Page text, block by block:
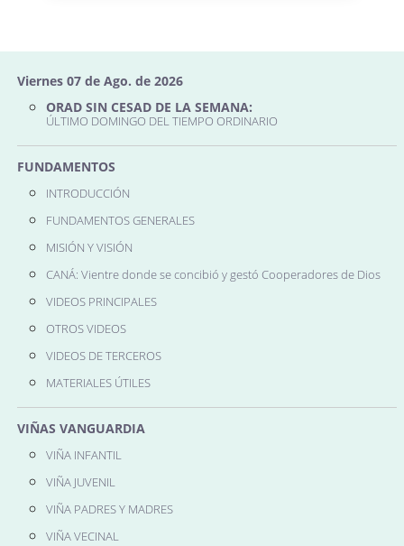
Viernes 07 de Ago. de 2026
ORAD SIN CESAD DE LA SEMANA:
ÚLTIMO DOMINGO DEL TIEMPO ORDINARIO
FUNDAMENTOS
INTRODUCCIÓN
FUNDAMENTOS GENERALES
MISIÓN Y VISIÓN
CANÁ: Vientre donde se concibió y gestó Cooperadores de Dios
VIDEOS PRINCIPALES
OTROS VIDEOS
VIDEOS DE TERCEROS
MATERIALES ÚTILES
VIÑAS VANGUARDIA
VIÑA INFANTIL
VIÑA JUVENIL
VIÑA PADRES Y MADRES
VIÑA VECINAL